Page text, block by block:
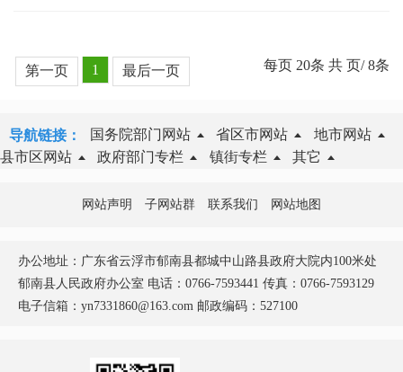
第一页 1 最后一页 每页 20条 共 页/8条
导航链接： 国务院部门网站 省区市网站
地市网站
县市区网站
政府部门专栏 镇街专栏 其它
网站声明 子网站群 联系我们 网站地图
办公地址：广东省云浮市郁南县都城中山路县政府大院内100米处
郁南县人民政府办公室 电话：0766-7593441 传真：0766-7593129
电子信箱：yn7331860@163.com 邮政编码：527100